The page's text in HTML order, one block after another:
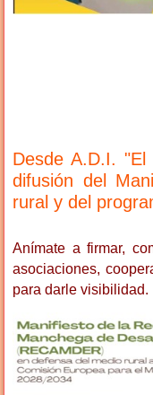
Desde A.D.I.
difusión del
rural y del
Anímate a firmar,
asociaciones,
para darle visibilidad.